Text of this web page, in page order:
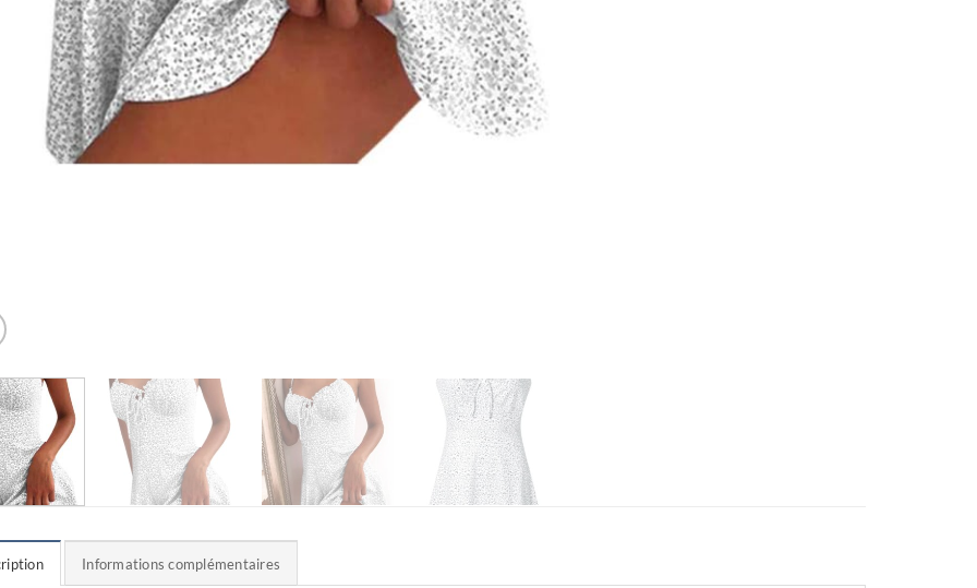
Informations complémentaires